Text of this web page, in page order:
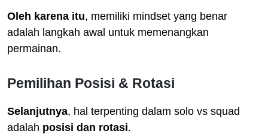
Oleh karena itu, memiliki mindset yang benar
adalah langkah awal untuk memenangkan
permainan.
Pemilihan Posisi & Rotasi
Selanjutnya, hal terpenting dalam solo vs squad
adalah posisi dan rotasi.